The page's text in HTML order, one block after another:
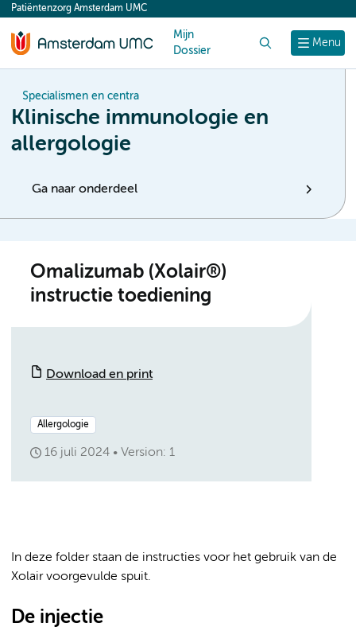
content
Menu
Patiëntenzorg Amsterdam UMC
Mijn
Dossier
Specialismen en centra
Klinische immunologie en
allergologie
Ga naar onderdeel
Omalizumab (Xolair®)
instructie toediening
Download en print
Allergologie
16 juli 2024 Version: 1
In deze folder staan de instructies voor het gebruik van de
Xolair voorgevulde spuit.
De injectie